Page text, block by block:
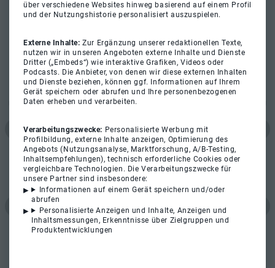
über verschiedene Websites hinweg basierend auf einem Profil
und der Nutzungshistorie personalisiert auszuspielen.
Externe Inhalte:Zur Ergänzung unserer redaktionellen Texte,
nutzen wir in unseren Angeboten externe Inhalte und Dienste
Dritter („Embeds“) wie interaktive Grafiken, Videos oder
Podcasts. Die Anbieter, von denen wir diese externen Inhalten
und Dienste beziehen, können ggf. Informationen auf Ihrem
Gerät speichern oder abrufen und Ihre personenbezogenen
Daten erheben und verarbeiten.
Verarbeitungszwecke: Personalisierte Werbung mit
Profilbildung, externe Inhalte anzeigen, Optimierung des
Angebots (Nutzungsanalyse, Marktforschung, A/B-Testing,
Inhaltsempfehlungen), technisch erforderliche Cookies oder
vergleichbare Technologien. Die Verarbeitungszwecke für
unsere Partner sind insbesondere:
Informationen auf einem Gerät speichern und/oder
abrufen
Personalisierte Anzeigen und Inhalte, Anzeigen und
Inhaltsmessungen, Erkenntnisse über Zielgruppen und
Produktentwicklungen